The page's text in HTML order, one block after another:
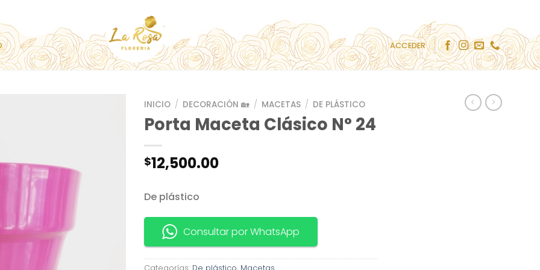
ACCEDER
INICIO / DECORACIÓN 🏡 / MACETAS / DE PLÁSTICO
Porta Maceta Clásico N° 24
$12,500.00
De plástico
Consultar por WhatsApp
Categorías: De plástico, Macetas